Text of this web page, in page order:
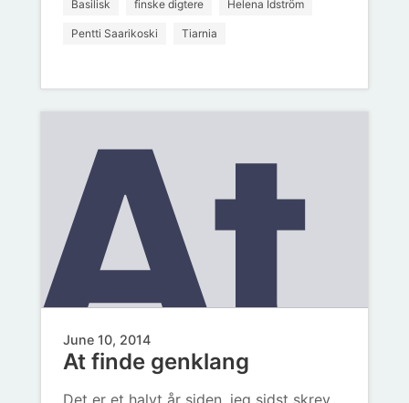
Basilisk finske digtere Helena Idström
Pentti Saarikoski Tiarnia
At
June 10, 2014
At finde genklang